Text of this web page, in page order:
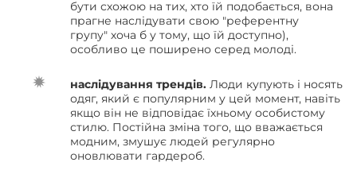
бути схожою на тих, хто їй подобається, вона
прагне наслідувати свою "референтну
групу" хоча б у тому, що їй доступно),
особливо це поширено серед молоді.
наслідування трендів. Люди купують і носять
одяг, який є популярним у цей момент, навіть
якщо він не відповідає їхньому особистому
стилю. Постійна зміна того, що вважається
модним, змушує людей регулярно
оновлювати гардероб.